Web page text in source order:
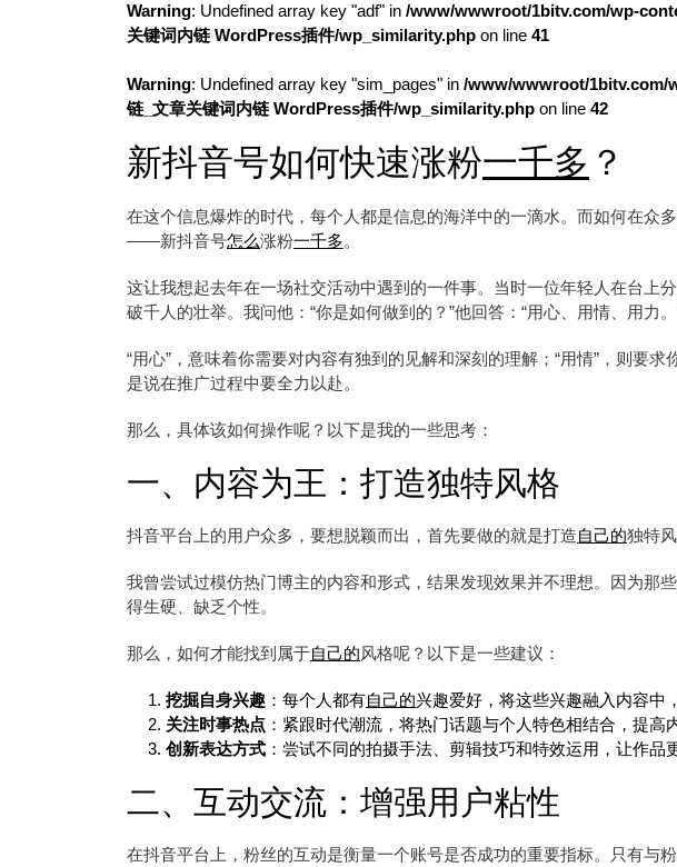
Warning: Undefined array key "adf" in /www/wwwroot/1bitv.com/wp-
关键词内链 WordPress插件/wp_similarity.php on line 41
Warning: Undefined array key "sim_pages" in /www/wwwroot/1bitv.com/
链_文章关键词内链 WordPress插件/wp_similarity.php on line 42
新抖音号如何快速涨粉一千多 ？
在这个信息爆炸的时代，每个人都是信息的海洋中的一滴水。而如何在众
——新抖音号怎么涨粉一千多。
这让我想起去年在一场社交活动中遇到的一件事。当时一位年轻人在台上
破千人的壮举。我问他：“你是如何做到的？”他回答：“用心、用情、用力。
“用心”，意味着你需要对内容有独到的见解和深刻的理解；“用情”，则要
是说在推广过程中要全力以赴。
那么，具体该如何操作呢？以下是我的一些思考：
一、内容为王：打造独特风格
抖音平台上的用户众多，要想脱颖而出，首先要做的就是打造自己的独特
我曾尝试过模仿热门博主的内容和形式，结果发现效果并不理想。因为那
得生硬、缺乏个性。
那么，如何才能找到属于自己的风格呢？以下是一些建议：
挖掘自身兴趣 ：每个人都有自己的兴趣爱好，将这些兴趣融入内容中
关注时事热点 ：紧跟时代潮流，将热门话题与个人特色相结合，提高
创新表达方式 ：尝试不同的拍摄手法、剪辑技巧和特效运用，让作品
二、互动交流：增强用户粘性
在抖音平台上，粉丝的互动是衡量一个账号是否成功的重要指标。只有与